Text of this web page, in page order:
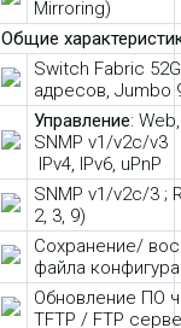
Mirroring)
Общие
Switch Fabric
адресов, Jumbo
Управление:
SNMP v1/v2c/v3
IPv4, IPv6, uPnP
SNMP v1/v2c/3 ;
2, 3, 9)
Сохранение/
файла
Обновление ПО
TFTP / FTP